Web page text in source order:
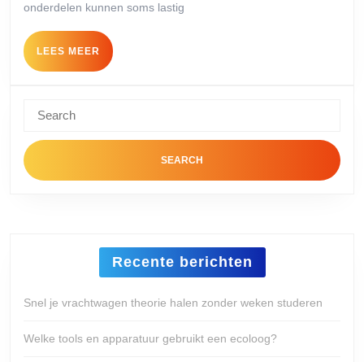
onderdelen kunnen soms lastig
LEES MEER LEES
MEER
for:
Recente berichten
Snel je vrachtwagen theorie halen zonder weken studeren
Welke tools en apparatuur gebruikt een ecoloog?